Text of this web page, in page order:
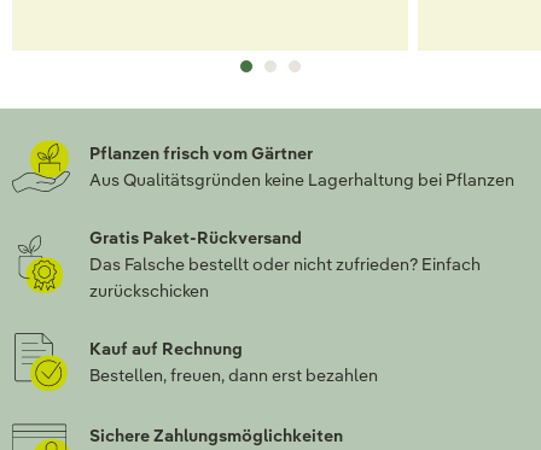
Pflanzen frisch vom Gärtner
Aus Qualitätsgründen keine Lagerhaltung bei Pflanzen
Gratis Paket-Rückversand
Das Falsche bestellt oder nicht zufrieden? Einfach
zurückschicken
Kauf auf Rechnung
Bestellen, freuen, dann erst bezahlen
Sichere Zahlungsmöglichkeiten